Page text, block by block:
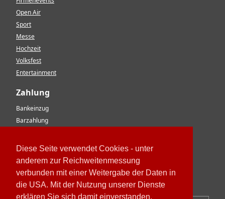
Diese Seite verwendet Cookies - unter
anderem zur Reichweitenmessung
verbunden mit einer Weitergabe der Daten in
die USA. Mit der Nutzung unserer Dienste
erklären Sie sich damit einverstanden.
Open Air
Sport
Messe
Hochzeit
Volksfest
Entertainment
Zahlung
Bankeinzug
Barzahlung
EC-Karte
Kreditkarte
Rechnung
Paypal